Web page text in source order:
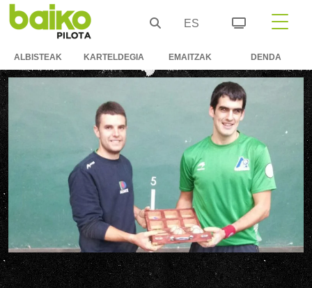
ES
ALBISTEAK KARTELDEGIA EMAITZAK DENDA